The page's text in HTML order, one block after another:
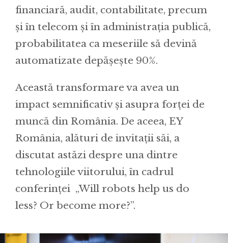
financiară, audit, contabilitate, precum
și în telecom și în administrația publică,
probabilitatea ca meseriile să devină
automatizate depășește 90%.
Această transformare va avea un
impact semnificativ și asupra forței de
muncă din România. De aceea, EY
România, alături de invitații săi, a
discutat astăzi despre una dintre
tehnologiile viitorului, în cadrul
conferinței „Will robots help us do
less? Or become more?”.